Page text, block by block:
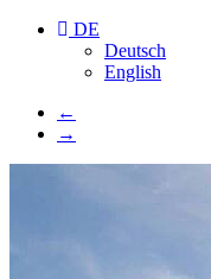
DE
Deutsch
English
←
→